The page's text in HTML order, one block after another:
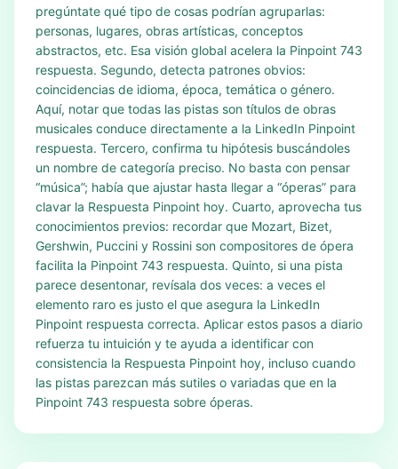
pregúntate qué tipo de cosas podrían agruparlas:
personas, lugares, obras artísticas, conceptos
abstractos, etc. Esa visión global acelera la Pinpoint 743
respuesta. Segundo, detecta patrones obvios:
coincidencias de idioma, época, temática o género.
Aquí, notar que todas las pistas son títulos de obras
musicales conduce directamente a la LinkedIn Pinpoint
respuesta. Tercero, confirma tu hipótesis buscándoles
un nombre de categoría preciso. No basta con pensar
“música”; había que ajustar hasta llegar a “óperas” para
clavar la Respuesta Pinpoint hoy. Cuarto, aprovecha tus
conocimientos previos: recordar que Mozart, Bizet,
Gershwin, Puccini y Rossini son compositores de ópera
facilita la Pinpoint 743 respuesta. Quinto, si una pista
parece desentonar, revísala dos veces: a veces el
elemento raro es justo el que asegura la LinkedIn
Pinpoint respuesta correcta. Aplicar estos pasos a diario
refuerza tu intuición y te ayuda a identificar con
consistencia la Respuesta Pinpoint hoy, incluso cuando
las pistas parezcan más sutiles o variadas que en la
Pinpoint 743 respuesta sobre óperas.